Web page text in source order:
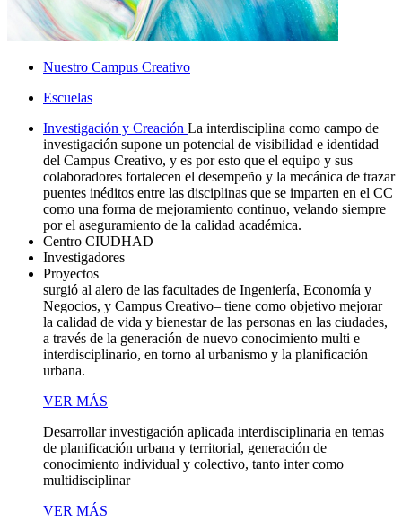
Nuestro Campus Creativo
Escuelas
Investigación y Creación La interdisciplina como campo de
investigación supone un potencial de visibilidad e identidad
del Campus Creativo, y es por esto que el equipo y sus
colaboradores fortalecen el desempeño y la mecánica de trazar
puentes inéditos entre las disciplinas que se imparten en el CC
como una forma de mejoramiento continuo, velando siempre
por el aseguramiento de la calidad académica.
Centro CIUDHAD
Investigadores
Proyectos
surgió al alero de las facultades de Ingeniería, Economía y
Negocios, y Campus Creativo– tiene como objetivo mejorar
la calidad de vida y bienestar de las personas en las ciudades,
a través de la generación de nuevo conocimiento multi e
interdisciplinario, en torno al urbanismo y la planificación
urbana.
VER MÁS
Desarrollar investigación aplicada interdisciplinaria en temas
de planificación urbana y territorial, generación de
conocimiento individual y colectivo, tanto inter como
multidisciplinar
VER MÁS